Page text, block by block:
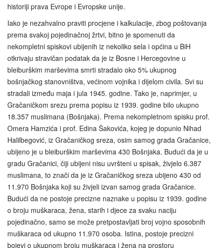
historiji prava Evrope i Evropske unije.
Iako je nezahvalno praviti procjene i kalkulacije, zbog poštovanja
prema svakoj pojedinačnoj žrtvi, bitno je spomenuti da
nekompletni spiskovi ubijenih iz nekoliko sela i općina u BiH
otkrivaju stravičan podatak da je iz Bosne i Hercegovine u
bleiburškim marševima smrti stradalo oko 5% ukupnog
bošnjačkog stanovništva, većinom vojnika i dijelom civila. Svi su
stradali između maja i jula 1945. godine. Tako je, naprimjer, u
Gračaničkom srezu prema popisu iz 1939. godine bilo ukupno
18.357 muslimana (Bošnjaka). Prema nekompletnom spisku prof.
Omera Hamzića i prof. Edina Šakovića, kojeg je dopunio Nihad
Halilbegović, iz Gračaničkog sreza, osim samog grada Gračanice,
ubijeno je u bleiburškim marševima 430 Bošnjaka. Budući da je u
gradu Gračanici, čiji ubijeni nisu uvršteni u spisak, živjelo 6.387
muslimana, to znači da je iz Gračaničkog sreza ubijeno 430 od
11.970 Bošnjaka koji su živjeli izvan samog grada Gračanice.
Budući da ne postoje precizne naznake u popisu iz 1939. godine
o broju muškaraca, žena, starih i djece za svaku naciju
pojedinačno, samo se može pretpostavljati broj vojno sposobnih
muškaraca od ukupno 11.970 osoba. Istina, postoje precizni
bojevi o ukupnom broju muškaraca i žena na prostoru